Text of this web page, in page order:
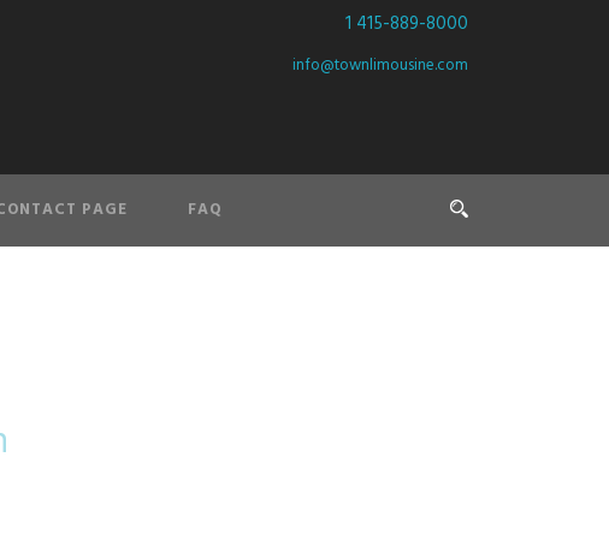
1 415-889-8000
info@townlimousine.com
PAGE FAQ